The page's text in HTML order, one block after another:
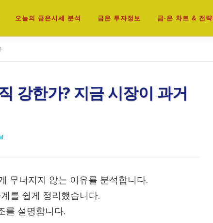
오늘의 금은시세 분석 금은 투자정보 금·은 차트 & 전략
강한가? 지금 시장이 과거
무너지지 않는 이유를 분석합니다.
를 쉽게 정리했습니다.
를 설명합니다.